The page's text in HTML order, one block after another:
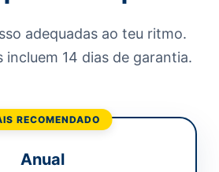
adequadas ao teu ritmo.
incluem 14 dias de garantia.
RECOMENDADO
Anual